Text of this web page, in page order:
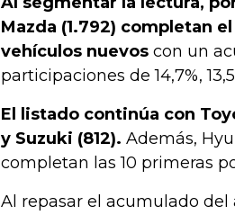
Mazda (1.792) completan
vehículos nuevos con un
participaciones de 14,7%,
El listado continúa con
y Suzuki (812). Además,
completan las 10 primeras
Al repasar el acumulado del